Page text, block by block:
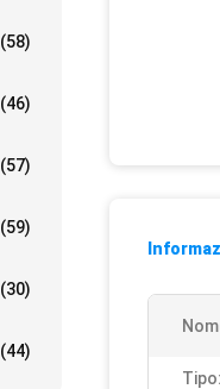
(58)
(46)
(57)
(59)
(30)
(44)
Tipo: